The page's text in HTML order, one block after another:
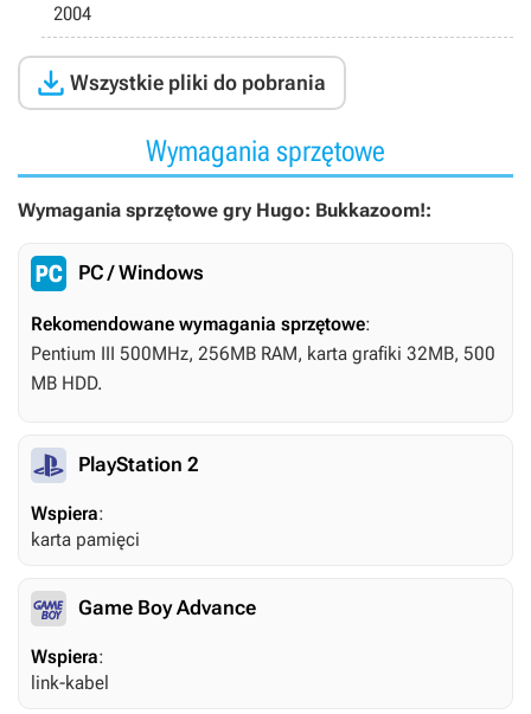
2004
 Wszystkie pliki do pobrania
Wymagania sprzętowe
Wymagania sprzętowe gry Hugo: Bukkazoom!:
PC / Windows
Rekomendowane wymagania sprzętowe:
Pentium III 500MHz, 256MB RAM, karta grafiki 32MB, 500
MB HDD.
PlayStation 2
Wspiera:
karta pamięci
Game Boy Advance
Wspiera:
link-kabel